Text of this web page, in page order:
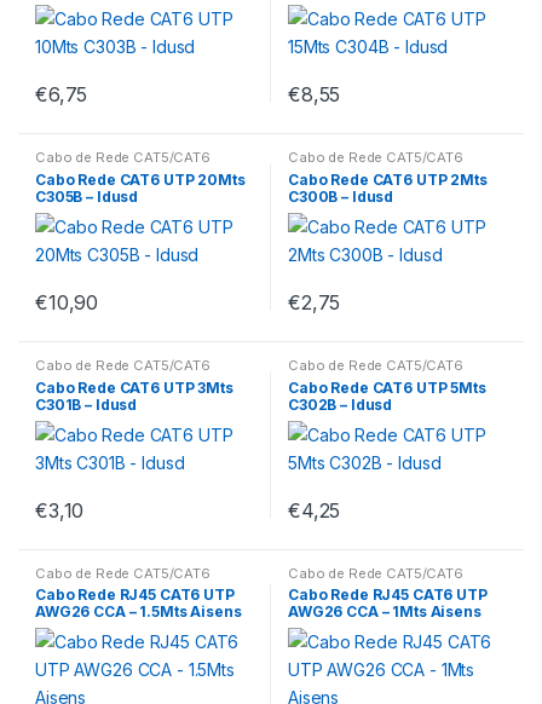
€6,75 €8,55
Cabo de Rede CAT5/CAT6
Cabo Rede CAT6 UTP 20Mts
C305B – Idusd
€10,90
Cabo de Rede CAT5/CAT6
Cabo Rede CAT6 UTP 2Mts
C300B – Idusd
€2,75
Cabo de Rede CAT5/CAT6
Cabo Rede CAT6 UTP 3Mts
C301B – Idusd
€3,10
Cabo de Rede CAT5/CAT6
Cabo Rede CAT6 UTP 5Mts
C302B – Idusd
€4,25
Cabo de Rede CAT5/CAT6
Cabo Rede RJ45 CAT6 UTP
AWG26 CCA – 1.5Mts Aisens
Cabo de Rede CAT5/CAT6
Cabo Rede RJ45 CAT6 UTP
AWG26 CCA – 1Mts Aisens